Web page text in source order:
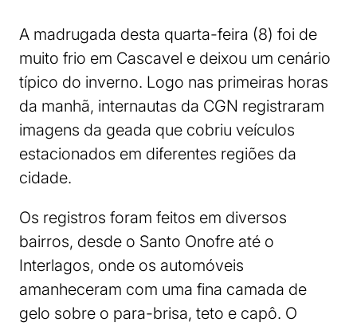
A madrugada desta quarta-feira (8) foi de
muito frio em Cascavel e deixou um cenário
típico do inverno. Logo nas primeiras horas
da manhã, internautas da CGN registraram
imagens da geada que cobriu veículos
estacionados em diferentes regiões da
cidade.
Os registros foram feitos em diversos
bairros, desde o Santo Onofre até o
Interlagos, onde os automóveis
amanheceram com uma fina camada de
gelo sobre o para-brisa, teto e capô. O